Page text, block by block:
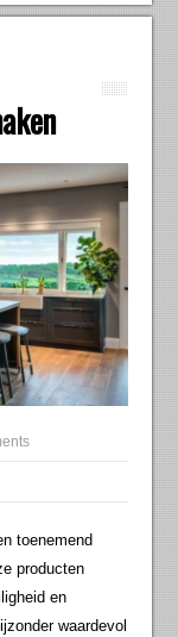
toenemend
producten
en
waardevol